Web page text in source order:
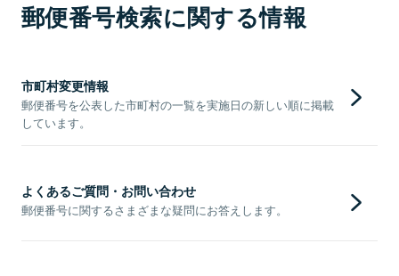
郵便番号検索に関する情報
市町村変更情報
郵便番号を公表した市町村の一覧を実施日の新しい順に掲載
しています。
よくあるご質問・お問い合わせ
郵便番号に関するさまざまな疑問にお答えします。